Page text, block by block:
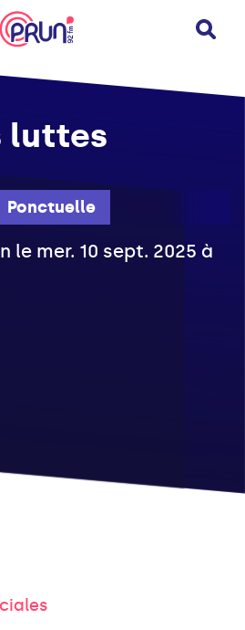
Ponctuelle
luttes
le mer. 10 sept. 2025 à